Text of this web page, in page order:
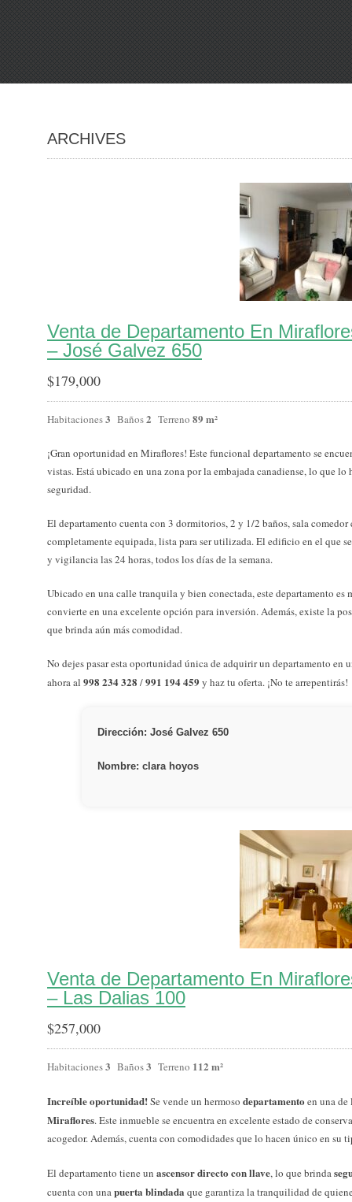
ARCHIVES
Venta de Departamento En
– José Galvez 650
$179,000
Habitaciones3 Baños2 Terreno 89 m²
¡Gran oportunidad en Miraflores! Este funcional departamento se
vistas. Está ubicado en una zona por la embajada canadiense, lo que
seguridad.
El departamento cuenta con 3 dormitorios, 2 y 1/2 baños, sala
completamente equipada, lista para ser utilizada. El edificio en el que
y vigilancia las 24 horas, todos los días de la semana.
Ubicado en una calle tranquila y bien conectada, este departamento
convierte en una excelente opción para inversión. Además, existe la
que brinda aún más comodidad.
No dejes pasar esta oportunidad única de adquirir un departamento en
ahora al 998 234 328 /991 194 459 y haz tu oferta. ¡No te arrepentirás!
Dirección: José Galvez 650
Nombre: clara hoyos
Venta de Departamento En
– Las Dalias 100
$257,000
Habitaciones3 Baños3 Terreno 112 m²
Increíble oportunidad!Se vende un hermoso departamento en una de
Miraflores. Este inmueble se encuentra en excelente estado de
acogedor. Además, cuenta con comodidades que lo hacen único en su
El departamento tiene un ascensor directo con llave, lo que brinda
cuenta con unapuerta blindada que garantiza la tranquilidad de